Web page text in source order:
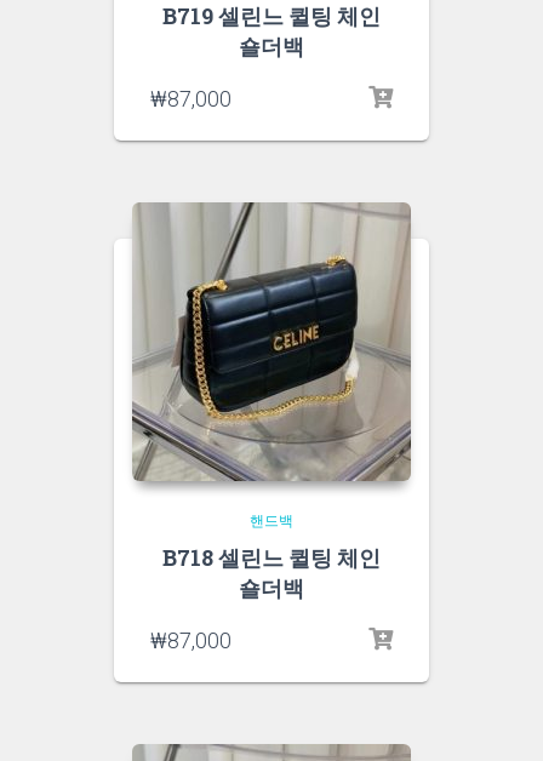
B719 셀린느 퀼팅 체인
숄더백
₩87,000
핸드백
B718 셀린느 퀼팅 체인
숄더백
₩87,000